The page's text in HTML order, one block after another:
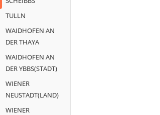
TULLN
WAIDHOFEN AN
DER THAYA
WAIDHOFEN AN
DER YBBS(STADT)
WIENER
NEUSTADT(LAND)
WIENER